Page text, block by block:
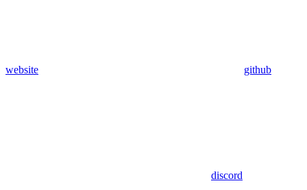
website github
discord